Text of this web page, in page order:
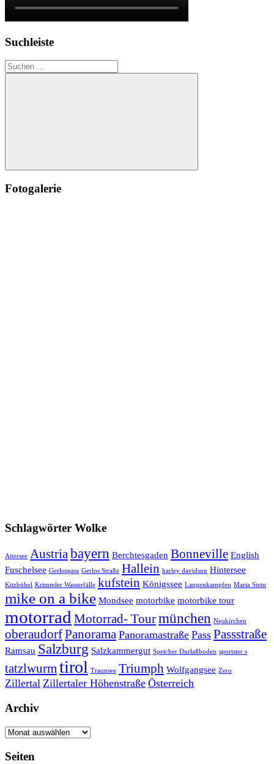
Suchleiste
Suchen
nach:
Suchen
Fotogalerie
Schlagwörter Wolke
Attersee Austria bayern Berchtesgaden Bonneville English
Fuschelsee Gerlospass Gerlos Straße Hallein harley davidson Hintersee
Kitzbühel Krimmler Wasserfälle kufstein Königssee Langenkampfen Maria Stein
mike on a bike Mondsee motorbike motorbike tour
motorrad Motorrad- Tourmünchen Neukirchen
oberaudorfPanorama Panoramastraße Pass Passstraße
Ramsau Salzburg Salzkammergut Speicher Durlaßboden sportster s
tatzlwurm tirol Traunsee Triumph Wolfgangsee Zero
Zillertal Zillertaler Höhenstraße Österreich
Archiv
Archiv
Seiten